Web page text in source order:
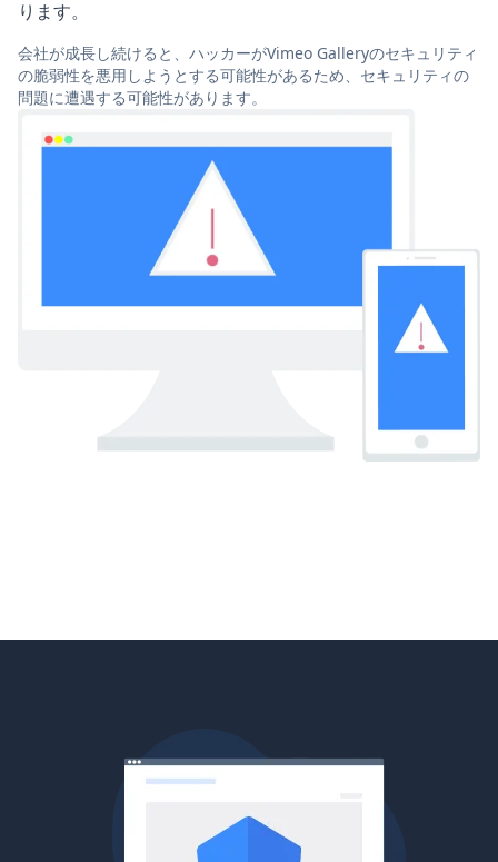
ります。
会社が成長し続けると、ハッカーがVimeo Galleryのセキュリティ
の脆弱性を悪用しようとする可能性があるため、セキュリティの
問題に遭遇する可能性があります。